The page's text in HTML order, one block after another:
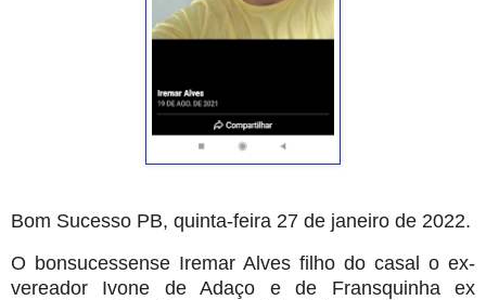
Bom Sucesso PB, quinta-feira 27 de janeiro de 2022.
O bonsucessense Iremar Alves filho do casal o ex-
vereador Ivone de Adaço e de Fransquinha ex